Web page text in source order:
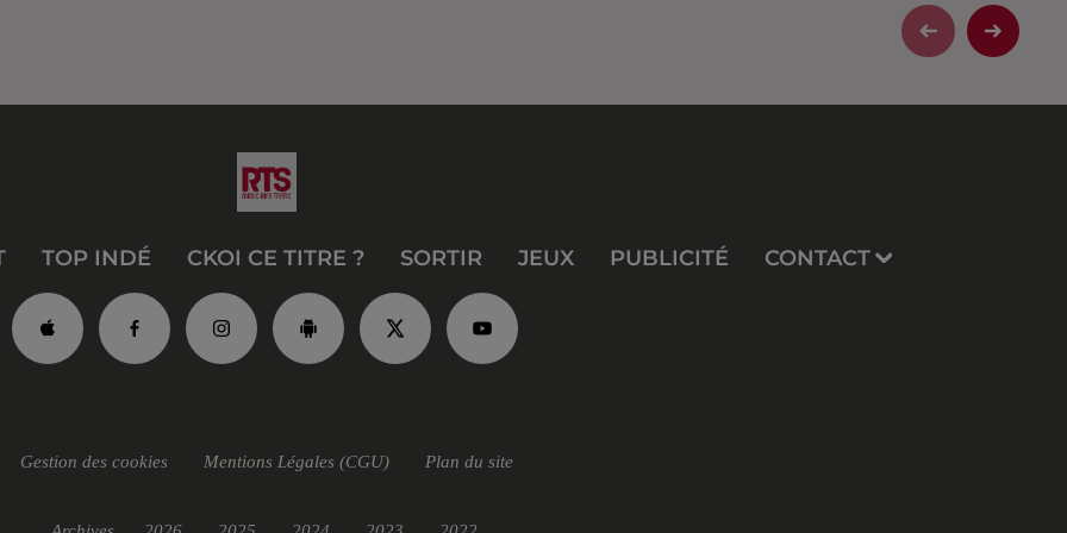
TOP INDÉ CKOI CE TITRE ? SORTIR JEUX PUBLICITÉ CONTACT
Gestion des cookies Mentions Légales (CGU) Plan du site